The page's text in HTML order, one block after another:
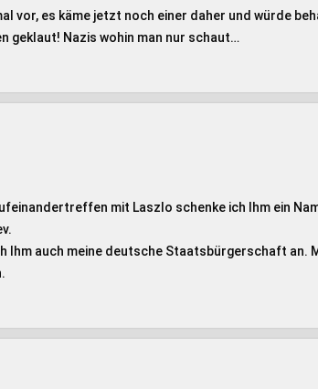
vor, es käme jetzt noch einer daher und würde
geklaut! Nazis wohin man nur schaut…
mit Laszlo schenke ich Ihm ein
Ihm auch meine deutsche Staatsbürgerschaft an.